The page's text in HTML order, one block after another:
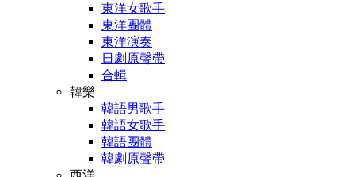
東洋女歌手
東洋團體
東洋演奏
日劇原聲帶
合輯
韓樂
韓語男歌手
韓語女歌手
韓語團體
韓劇原聲帶